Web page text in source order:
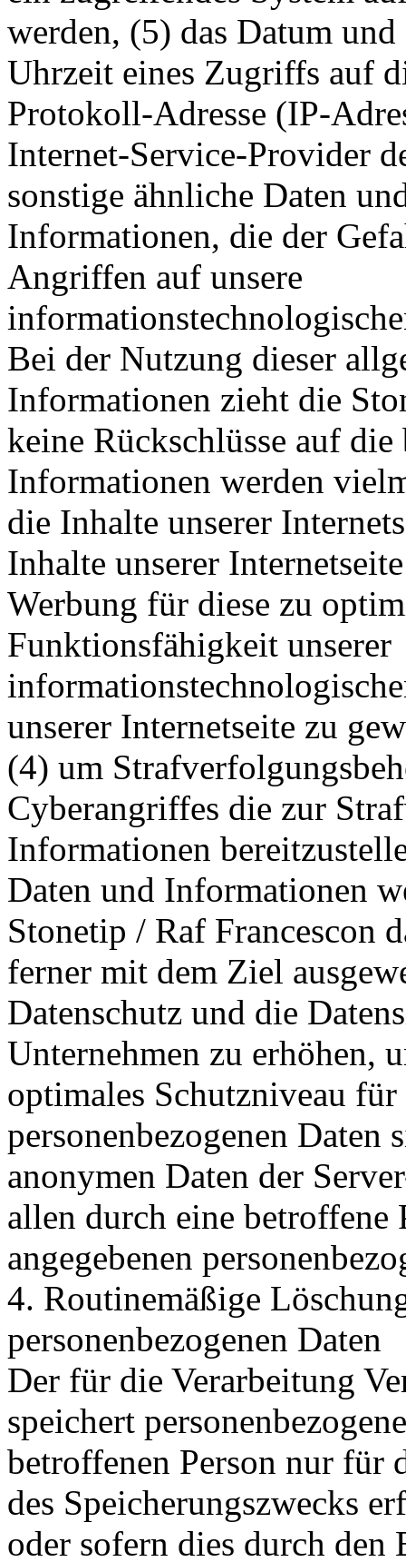
werden, (5) das Datum und
Uhrzeit eines Zugriffs auf
Protokoll-Adresse (IP-
Internet-Service-Provider
sonstige ähnliche Daten
Informationen, die der
Angriffen auf unsere
Bei der Nutzung dieser
Informationen zieht die
keine Rückschlüsse auf
Informationen werden
die Inhalte unserer
Inhalte unserer
Werbung für diese zu
Funktionsfähigkeit unserer
unserer Internetseite zu
(4) um
Cyberangriffes die zur
Informationen
Daten und Informationen
Stonetip / Raf Francescon
ferner mit dem Ziel
Datenschutz und die
Unternehmen zu erhöhen,
optimales Schutzniveau
personenbezogenen Daten
anonymen Daten der
allen durch eine betroffene
angegebenen
4. Routinemäßige
personenbezogenen Daten
Der für die Verarbeitung
speichert
betroffenen Person nur für
des Speicherungszwecks
oder sofern dies durch